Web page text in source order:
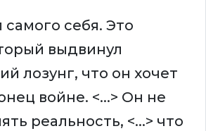
себя. Это
выдвинул
лозунг, что он хочет
войне. <...> Он не
реальность, <...> что